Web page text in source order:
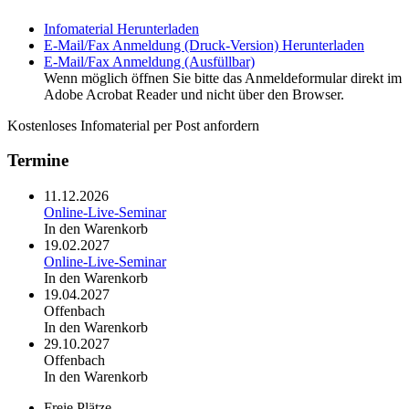
Infomaterial Herunterladen
E-Mail/Fax Anmeldung (Druck-Version) Herunterladen
E-Mail/Fax Anmeldung (Ausfüllbar)
Wenn möglich öffnen Sie bitte das Anmeldeformular direkt im
Adobe Acrobat Reader und nicht über den Browser.
Kostenloses Infomaterial per Post anfordern
Termine
11.12.2026
Online-Live-Seminar
In den Warenkorb
19.02.2027
Online-Live-Seminar
In den Warenkorb
19.04.2027
Offenbach
In den Warenkorb
29.10.2027
Offenbach
In den Warenkorb